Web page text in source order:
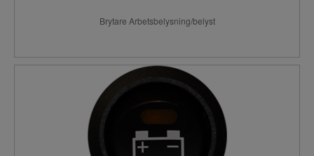
Brytare Arbetsbelysning/belyst